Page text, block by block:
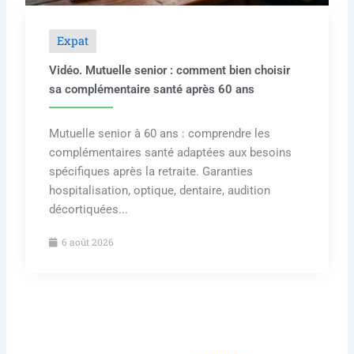
Expat
Vidéo. Mutuelle senior : comment bien choisir
sa complémentaire santé après 60 ans
Mutuelle senior à 60 ans : comprendre les
complémentaires santé adaptées aux besoins
spécifiques après la retraite. Garanties
hospitalisation, optique, dentaire, audition
décortiquées...
6 août 2026